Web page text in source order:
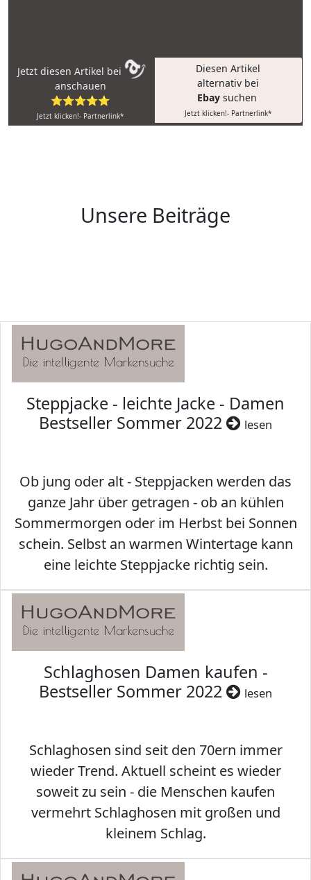
Jetzt diesen Artikel bei
anschauen
⭐⭐⭐⭐⭐
Jetzt klicken!- Partnerlink*
Diesen Artikel
alternativ bei
Ebay suchen
Jetzt klicken!- Partnerlink*
Unsere Beiträge
Steppjacke - leichte Jacke - Damen
Bestseller Sommer 2022
lesen
Ob jung oder alt - Steppjacken werden das
ganze Jahr über getragen - ob an kühlen
Sommermorgen oder im Herbst bei Sonnen
schein. Selbst an warmen Wintertage kann
eine leichte Steppjacke richtig sein.
Schlaghosen Damen kaufen -
Bestseller Sommer 2022
lesen
Schlaghosen sind seit den 70ern immer
wieder Trend. Aktuell scheint es wieder
soweit zu sein - die Menschen kaufen
vermehrt Schlaghosen mit großen und
kleinem Schlag.